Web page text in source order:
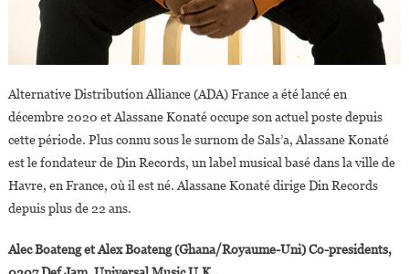
Alternative Distribution Alliance (ADA) France a été lancé en
décembre 2020 et Alassane Konaté occupe son actuel poste depuis
cette période. Plus connu sous le surnom de Sals’a, Alassane Konaté
est le fondateur de Din Records, un label musical basé dans la ville de
Havre, en France, où il est né. Alassane Konaté dirige Din Records
depuis plus de 22 ans.
Alec Boateng et Alex Boateng (Ghana/Royaume-Uni) Co-presidents,